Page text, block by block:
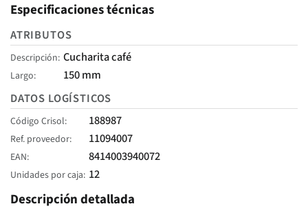
Especificaciones técnicas
ATRIBUTOS
Descripción Cucharita café
Largo
150 mm
DATOS LOGÍSTICOS
Código Crisol 188987
Ref. proveedor 11094007
EAN 8414003940072
Unidades por caja 12
Descripción detallada